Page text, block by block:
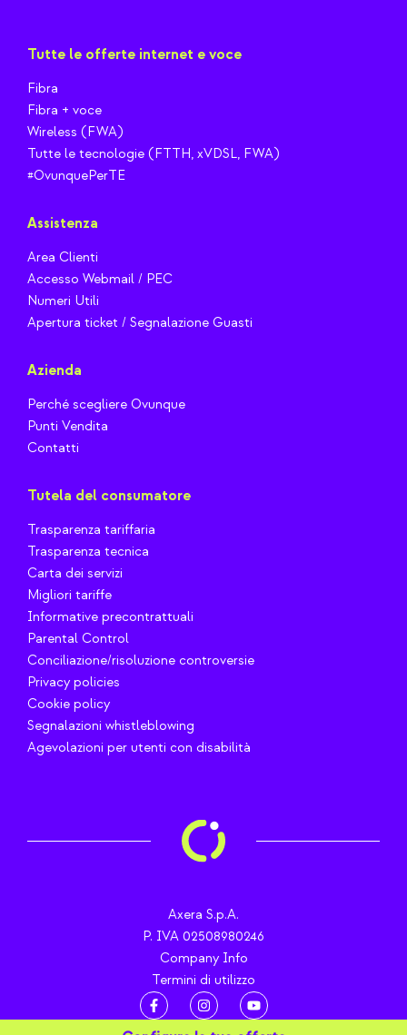
Tutte le offerte internet e voce
Fibra
Fibra + voce
Wireless (FWA)
Tutte le tecnologie (FTTH, xVDSL, FWA)
#OvunquePerTE
Assistenza
Area Clienti
Accesso Webmail / PEC
Numeri Utili
Apertura ticket / Segnalazione Guasti
Azienda
Perché scegliere Ovunque
Punti Vendita
Contatti
Tutela del consumatore
Trasparenza tariffaria
Trasparenza tecnica
Carta dei servizi
Migliori tariffe
Informative precontrattuali
Parental Control
Conciliazione/risoluzione controversie
Privacy policies
Cookie policy
Segnalazioni whistleblowing
Agevolazioni per utenti con disabilità
Axera S.p.A.
P. IVA 02508980246
Company Info
Termini di utilizzo